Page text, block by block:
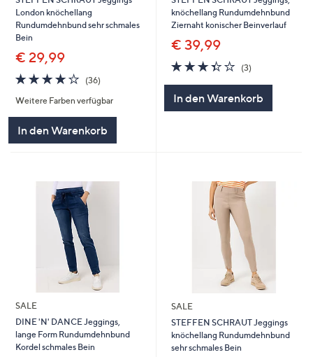
London knöchellang
Rundumdehnbund sehr schmales
Bein
€ 29,99
3.6
von
5
(36)
Weitere Farben verfügbar
In den Warenkorb
knöchellang Rundumdehnbund
Ziernaht konischer Beinverlauf
€ 39,99
3.3
von
(3)3
In den Warenkorb
SALE
DINE 'N' DANCE Jeggings,
lange Form Rundumdehnbund
Kordel schmales Bein
SALE
STEFFEN SCHRAUT Jeggings
knöchellang Rundumdehnbund
sehr schmales Bein